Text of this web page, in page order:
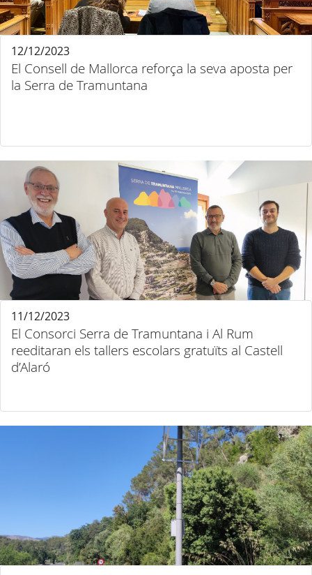
El Consell de Mallorca reforça la seva aposta per
la Serra de Tramuntana
12/12/2023
El Consorci Serra de Tramuntana i Al Rum
reeditaran els tallers escolars gratuïts al Castell
d’Alaró
11/12/2023